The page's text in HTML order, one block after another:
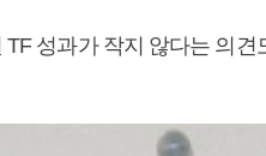
성과가 작지 않다는 의견